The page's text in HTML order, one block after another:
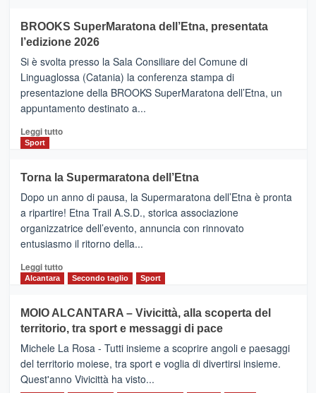
con
la
Al
via
i
collegamenti
BROOKS SuperMaratona dell’Etna, presentata
l’edizione 2026
Si è svolta presso la Sala Consiliare del Comune di
Linguaglossa (Catania) la conferenza stampa di
presentazione della BROOKS SuperMaratona dell’Etna, un
appuntamento destinato a...
Leggi tuttoLeggi
BROOKS
SuperMaratona
dell’Etna,
presentata
l’edizione
2026
Sport
Torna la Supermaratona dell’Etna
Dopo un anno di pausa, la Supermaratona dell’Etna è pronta
a ripartire! Etna Trail A.S.D., storica associazione
organizzatrice dell’evento, annuncia con rinnovato
entusiasmo il ritorno della...
Leggi tuttoLeggi
Torna
la
Supermaratona
dell’Etna
Alcantara Secondo taglio Sport
MOIO ALCANTARA – Vivicittà, alla scoperta del
territorio, tra sport e messaggi di pace
Michele La Rosa - Tutti insieme a scoprire angoli e paesaggi
del territorio moiese, tra sport e voglia di divertirsi insieme.
Quest'anno Vivicittà ha visto...